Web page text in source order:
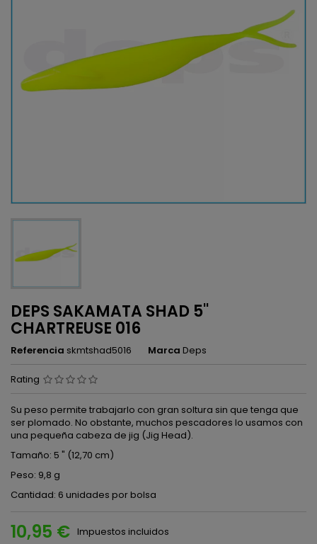
DEPS SAKAMATA SHAD 5''
CHARTREUSE 016
Referencia skmtshad5016 Marca Deps
Rating
Su peso permite trabajarlo con gran soltura sin que tenga que
ser plomado. No obstante, muchos pescadores lo usamos con
una pequeña cabeza de jig (Jig Head).
Tamaño: 5 " (12,70 cm)
Peso: 9,8 g
Cantidad: 6 unidades por bolsa
10,95 € Impuestos incluidos